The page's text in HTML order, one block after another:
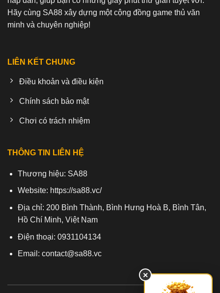
Hãy cùng SA88 xây dựng một cộng đồng game thủ văn
minh và chuyên nghiệp!
LIÊN KẾT CHUNG
Điều khoản và điều kiện
Chính sách bảo mật
Chơi có trách nhiệm
THÔNG TIN LIÊN HỆ
Thương hiệu: SA88
Website: https://sa88.vc/
Địa chỉ: 200 Bình Thành, Bình Hưng Hoà B, Bình Tân,
Hồ Chí Minh, Việt Nam
Điện thoại: 0931104134
Email: contact@sa88.vc
×